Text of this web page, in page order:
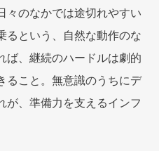
々のなかでは途切れやすい
るという、自然な動作のな
ば、継続のハードルは劇的
ること。無意識のうちにデ
が、準備力を支えるインフ